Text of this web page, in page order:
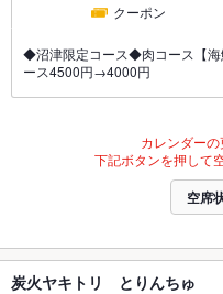
クーポン
◆沼津限定コース◆肉コース【海
ース4500円→4000円
カレンダーの
下記ボタンを押して
空席
炭火ヤキトリ とりんちゅ